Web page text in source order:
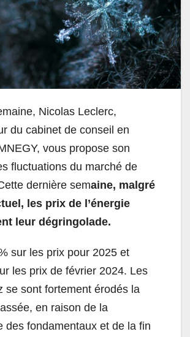
Nicolas Leclerc,
du cabinet de conseil en
vous propose son
fluctuations du marché de
dernière semaine, malgré
les prix de l’énergie
leur dégringolade.
sur les prix pour 2025 et
les prix de février 2024. Les
se sont fortement érodés la
en raison de la
des fondamentaux et de la fin